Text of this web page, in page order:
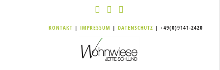
KONTAKT | IMPRESSUM | DATENSCHUTZ | +49(0)9141-2420